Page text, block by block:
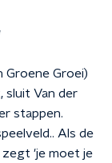
Groene Groei)
sluit Van der
stappen.
Als de
'je moet je